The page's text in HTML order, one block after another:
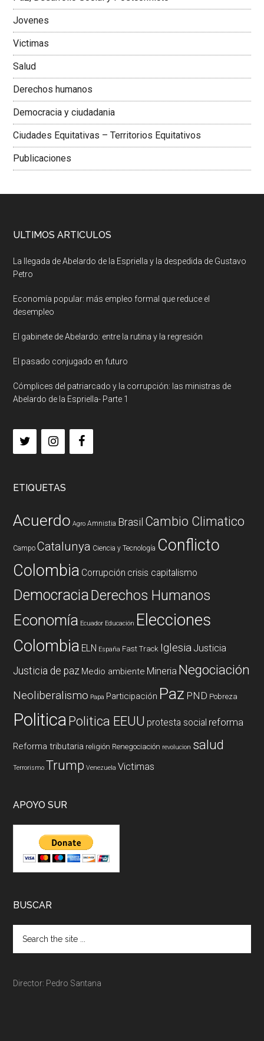
Jovenes
Victimas
Salud
Derechos humanos
Democracia y ciudadania
Ciudades Equitativas – Territorios Equitativos
Publicaciones
ULTIMOS ARTICULOS
La llegada de Abelardo de la Espriella y la despedida de Gustavo
Petro
Economía popular: más empleo formal que reduce el
desempleo
El gabinete de Abelardo: entre la rutina y la regresión
El pasado conjugado en futuro
Cómplices del patriarcado y la corrupción: las ministras de
Abelardo de la Espriella- Parte 1
ETIQUETAS
Acuerdo Agro Amnistia Brasil Cambio Climatico
Campo Catalunya Ciencia y Tecnología Conflicto
Colombia Corrupción crisis capitalismo
DemocraciaDerechos Humanos
Economía Ecuador Educación Elecciones
Colombia ELN España Fast Track Iglesia Justicia
Justicia de paz Medio ambiente Mineria Negociación
Neoliberalismo Papa Participación Paz PND Pobreza
PoliticaPolitica EEUU protesta social reforma
Reforma tributaria religión Renegociación revolucion salud
Terrorismo Trump Venezuela Victimas
APOYO SUR
BUSCAR
Director: Pedro Santana